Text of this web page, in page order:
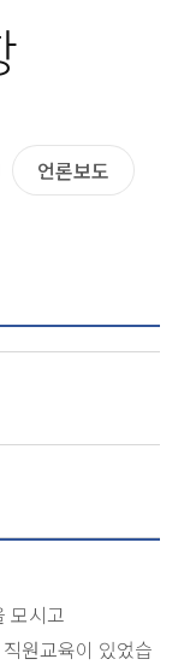
언론보도
모시고
원교육이 있었습